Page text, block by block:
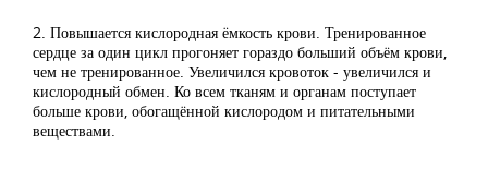
2. Повышается кислородная ёмкость крови. Тренированное
сердце за один цикл прогоняет гораздо больший объём крови,
чем не тренированное. Увеличился кровоток - увеличился и
кислородный обмен. Ко всем тканям и органам поступает
больше крови, обогащённой кислородом и питательными
веществами.